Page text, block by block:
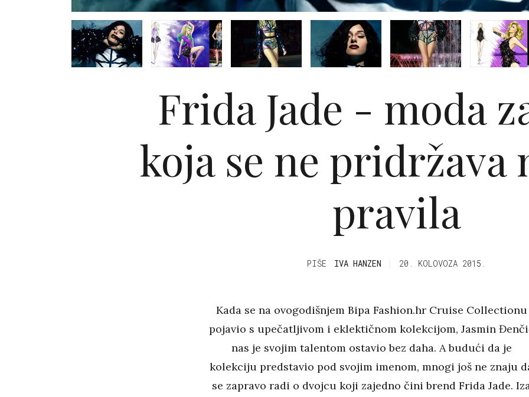
Frida Jade - moda
koja se ne
pravila
PIŠE IVA HANZEN 20. KOLOVOZA 2015.
Kada se na ovogodišnjem Bipa Fashion.hr Cruise Collectionu
pojavio s upečatljivom i eklektičnom kolekcijom, Jasmin
nas je svojim talentom ostavio bez daha. A budući da je
kolekciju predstavio pod svojim imenom, mnogi još ne znaju
se zapravo radi o dvojcu koji zajedno čini brend Frida Jade.